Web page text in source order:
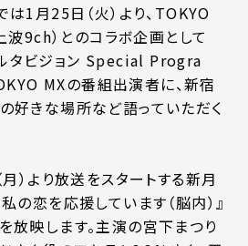
1月25日（火）より、TOKYO
波9ch）とのコラボ企画として
タビジョン Special Progra
MXの番組出演者に、新宿
好きな場所など語っていただく
）より放送をスタートする新月
の恋を応援しています（脳内）』
放映します。主演の宮下まつり